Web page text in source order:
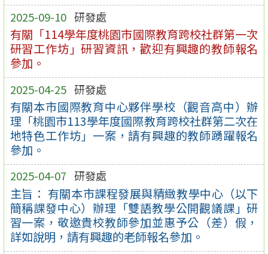
2025-09-10 研發處
有關「114學年度桃園市國際教育跨校社群第一次
研習工作坊」研習資訊，歡迎有興趣的教師報名
參加。
2025-04-25 研發處
有關本市國際教育中心夥伴學校（觀音高中）辦
理「桃園市113學年度國際教育跨校社群第二次在
地特色工作坊」一案，請有興趣的教師踴躍報名
參加。
2025-04-07 研發處
主旨： 有關本市課程發展與精緻教學中心（以下
簡稱課發中心）辦理「雙語教學公開觀議課」研
習一案，敬邀貴校教師參加並惠予公（差）假，
詳如說明，請有興趣的老師報名參加。